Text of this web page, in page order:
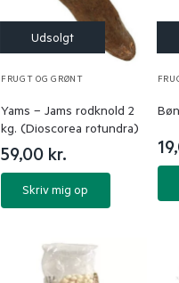
FRUGT OG GRØNT
Yams – Jams rodknold 2
kg. (Dioscorea rotundra)
59,00 kr.
Skriv mig op